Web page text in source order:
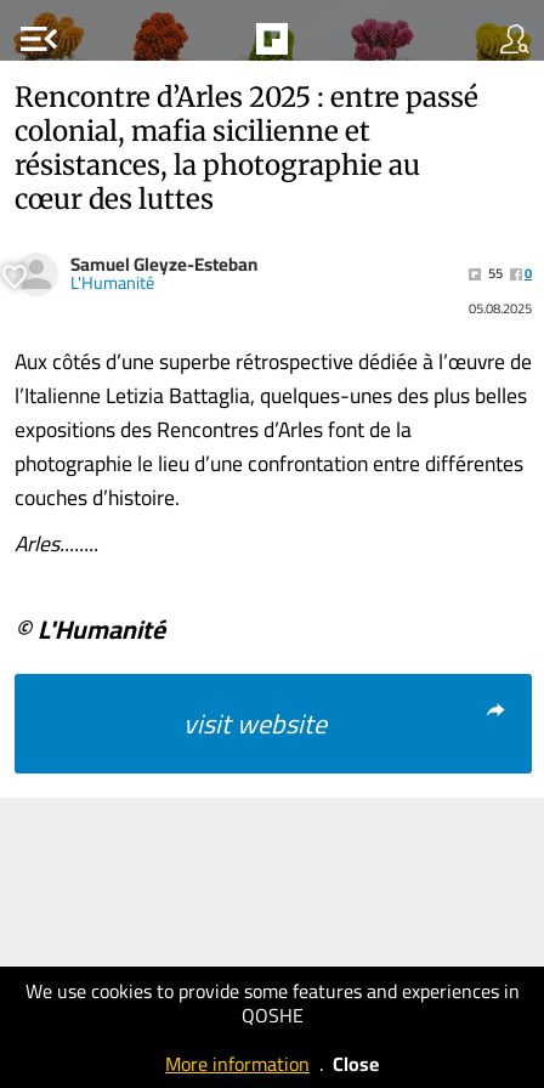
menu_open
We use cookies to provide some features and experiences in
QOSHE
More information . Close
Rencontre d’Arles 2025 : entre passé
colonial, mafia sicilienne et
résistances, la photographie au
cœur des luttes
Samuel Gleyze-Esteban
L'Humanité 55
0
05.08.2025
Aux côtés d’une superbe rétrospective dédiée à l’œuvre de
l’Italienne Letizia Battaglia, quelques-unes des plus belles
expositions des Rencontres d’Arles font de la
photographie le lieu d’une confrontation entre différentes
couches d’histoire.
Arles........
© L'Humanité
visit website